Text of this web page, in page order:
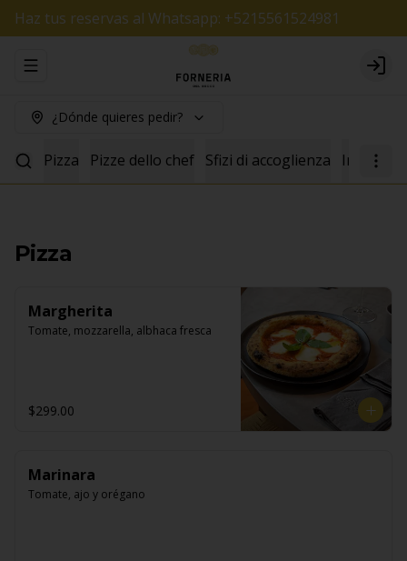
Haz tus reservas al Whatsapp: +5215561524981
Abrir menu de navegación Login
¿Dónde quieres pedir?
Pizza Pizze dello chef Sfizi di accoglienza Insalate
Pizza
Margherita
Tomate, mozzarella, albhaca fresca
$299.00
Marinara
Tomate, ajo y orégano